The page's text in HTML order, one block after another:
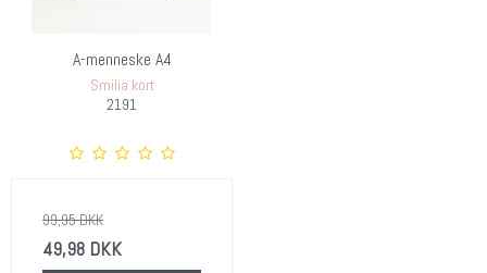
A-menneske A4
Smilia kort
2191
99,95 DKK
49,98 DKK